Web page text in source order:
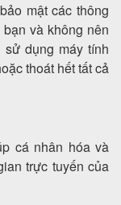
mật các thông
và không nên
dụng máy tính
thoát hết tất cả
cá nhân hóa và
trực tuyến của